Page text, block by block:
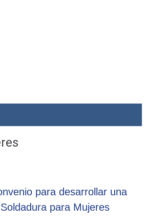
para desarrollar una
para Mujeres